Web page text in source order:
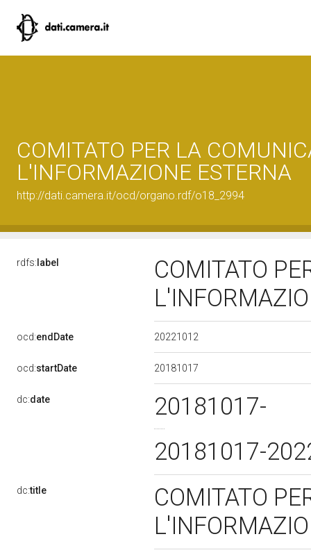
COMITATO PER LA
L'INFORMAZIONE ESTERNA
http://dati.camera.it/ocd/organo.rdf/o18_2994
rdfs: label
COMITATO
ocd:endDate 20221012
ocd:startDate 20181017
dc:date
20181017-
20181017-
dc:title
COMITATO